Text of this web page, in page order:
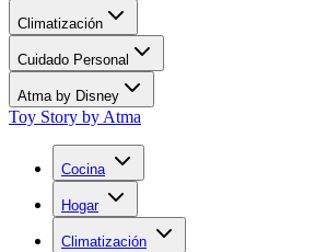
Climatización
Cuidado Personal
Atma by Disney
Toy Story by Atma
Cocina
Hogar
Climatización